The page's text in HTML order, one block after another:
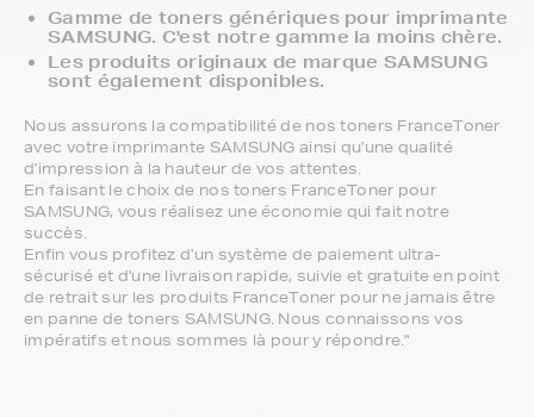
Gamme de toners génériques pour imprimante
SAMSUNG. C'est notre gamme la moins chère.
Les produits originaux de marque SAMSUNG
sont également disponibles.
Nous assurons la compatibilité de nos toners FranceToner
avec votre imprimante SAMSUNG ainsi qu'une qualité
d'impression à la hauteur de vos attentes.
En faisant le choix de nos toners FranceToner pour
SAMSUNG, vous réalisez une économie qui fait notre
succès.
Enfin vous profitez d'un système de paiement ultra-
sécurisé et d'une livraison rapide, suivie et gratuite en point
de retrait sur les produits FranceToner pour ne jamais être
en panne de toners SAMSUNG. Nous connaissons vos
impératifs et nous sommes là pour y répondre."